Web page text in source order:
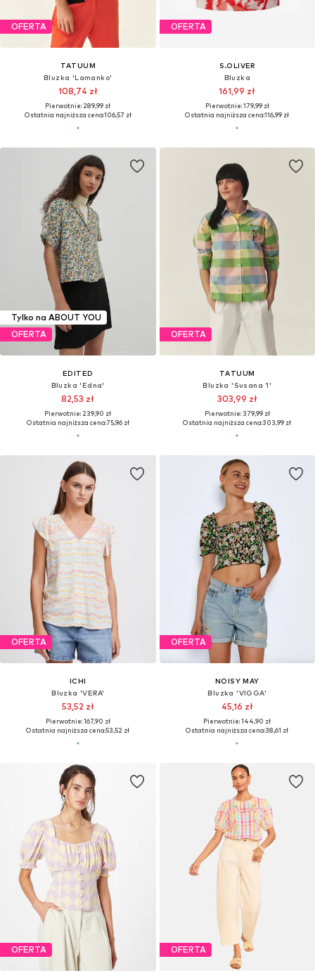
OFERTA
TATUUM
Bluzka 'Lamanko'
108,74 zł
Pierwotnie: 289,99 zł
Ostatnia najniższa cena:106,57 zł
OFERTA
S.OLIVER
Bluzka
161,99 zł
Pierwotnie: 179,99 zł
Ostatnia najniższa cena:116,99 zł
Tylko na ABOUT YOU
OFERTA
EDITED
Bluzka 'Edna'
82,53 zł
Pierwotnie: 239,90 zł
Ostatnia najniższa cena:75,96 zł
OFERTA
TATUUM
Bluzka 'Susana 1'
303,99 zł
Pierwotnie: 379,99 zł
Ostatnia najniższa cena:303,99 zł
OFERTA
ICHI
Bluzka 'VERA'
53,52 zł
Pierwotnie: 167,90 zł
Ostatnia najniższa cena:53,52 zł
OFERTA
NOISY MAY
Bluzka 'VIGGA'
45,16 zł
Pierwotnie: 144,90 zł
Ostatnia najniższa cena:38,61 zł
OFERTA OFERTA